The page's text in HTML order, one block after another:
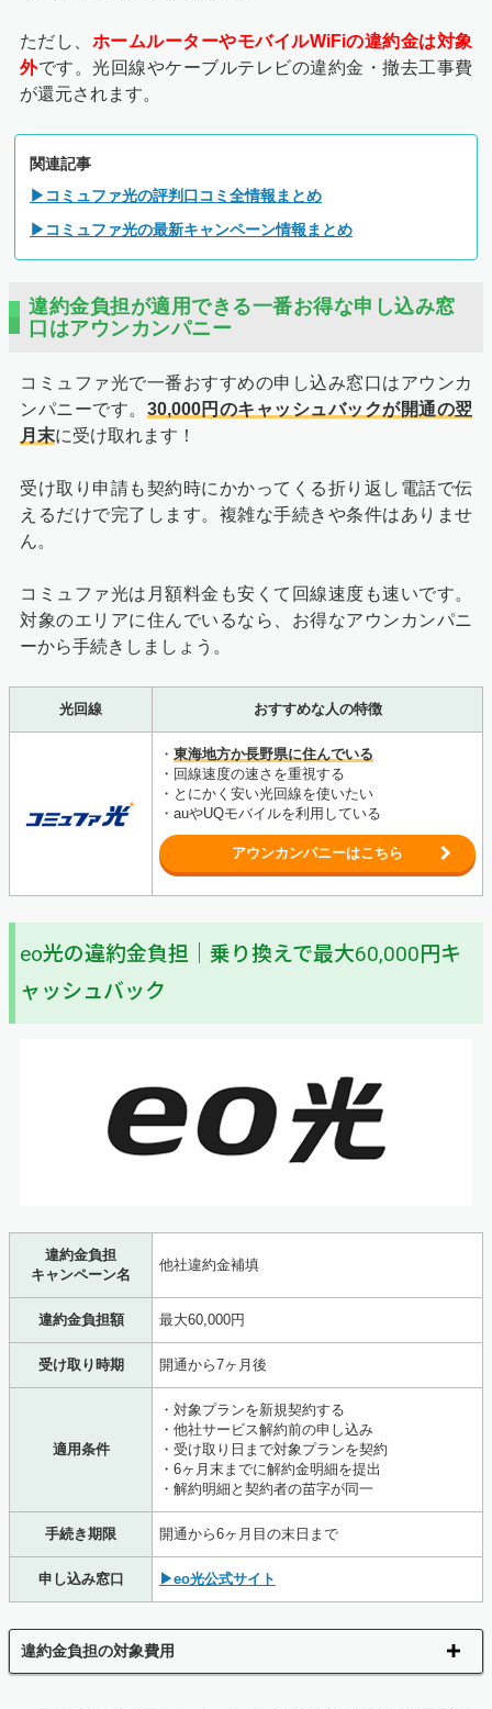
ただし、 ホームルーターやモバイルWiFiの違約金は対象
外です。光回線やケーブルテレビの違約金・撤去工事費
が還元されます。
関連記事
▶コミュファ光の評判口コミ全情報まとめ
▶コミュファ光の最新キャンペーン情報まとめ
違約金負担が適用できる一番お得な申し込み窓
口はアウンカンパニー
コミュファ光で一番おすすめの申し込み窓口はアウンカ
ンパニーです。 30,000円のキャッシュバックが開通の翌
月末に受け取れます！
受け取り申請も契約時にかかってくる折り返し電話で伝
えるだけで完了します。複雑な手続きや条件はありませ
ん。
コミュファ光は月額料金も安くて回線速度も速いです。
対象のエリアに住んでいるなら、お得なアウンカンパニ
ーから手続きしましょう。
光回線 おすすめな人の特徴
・ 東海地方か長野県に住んでいる
・回線速度の速さを重視する
・とにかく安い光回線を使いたい
・auやUQモバイルを利用している
アウンカンパニーはこちら
eo光の違約金負担｜乗り換えで最大60,000円キ
ャッシュバック
違約金負担
キャンペーン名
他社違約金補填
違約金負担額 最大60,000円
受け取り時期 開通から7ヶ月後
適用条件
・対象プランを新規契約する
・他社サービス解約前の申し込み
・受け取り日まで対象プランを契約
・6ヶ月末までに解約金明細を提出
・解約明細と契約者の苗字が同一
手続き期限 開通から6ヶ月目の末日まで
申し込み窓口 ▶eo光公式サイト
違約金負担の対象費用